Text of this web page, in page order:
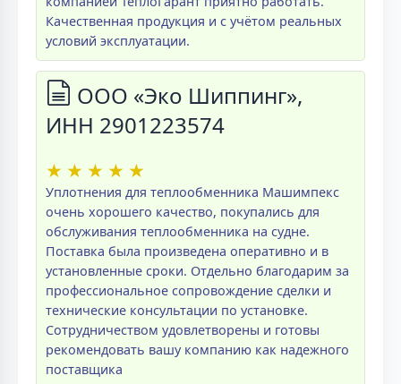
Качественная продукция и с учётом реальных
условий эксплуатации.
ООО «Эко Шиппинг»,
ИНН 2901223574
★ ★ ★ ★ ★
Уплотнения для теплообменника Машимпекс
очень хорошего качество, покупались для
обслуживания теплообменника на судне.
Поставка была произведена оперативно и в
установленные сроки. Отдельно благодарим за
профессиональное сопровождение сделки и
технические консультации по установке.
Сотрудничеством удовлетворены и готовы
рекомендовать вашу компанию как надежного
поставщика